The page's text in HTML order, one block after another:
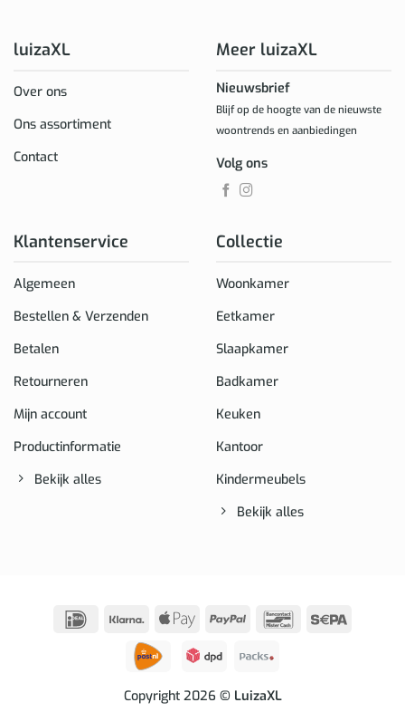
luizaXL
Over ons
Ons assortiment
Contact
Klantenservice
Algemeen
Bestellen & Verzenden
Betalen
Retourneren
Mijn account
Productinformatie
Bekijk alles
Collectie
Woonkamer
Eetkamer
Slaapkamer
Badkamer
Keuken
Kantoor
Kindermeubels
Bekijk alles
Meer luizaXL
Nieuwsbrief
Blijf op de hoogte van de nieuwste
woontrends en aanbiedingen
Volg ons
IDeal Klarna
Apple
PayPal Bancontact
Copyright 2026 © LuizaXL